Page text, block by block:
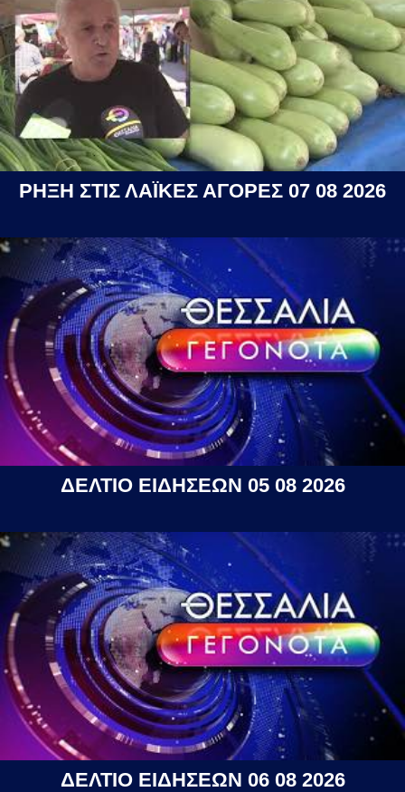
ΡΗΞΗ ΣΤΙΣ ΛΑΪΚΕΣ ΑΓΟΡΕΣ 07 08 2026
ΔΕΛΤΙΟ ΕΙΔΗΣΕΩΝ 05 08 2026
ΔΕΛΤΙΟ ΕΙΔΗΣΕΩΝ 06 08 2026